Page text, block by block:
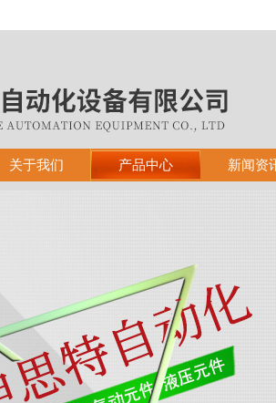
关于我们 产品中心 新闻资